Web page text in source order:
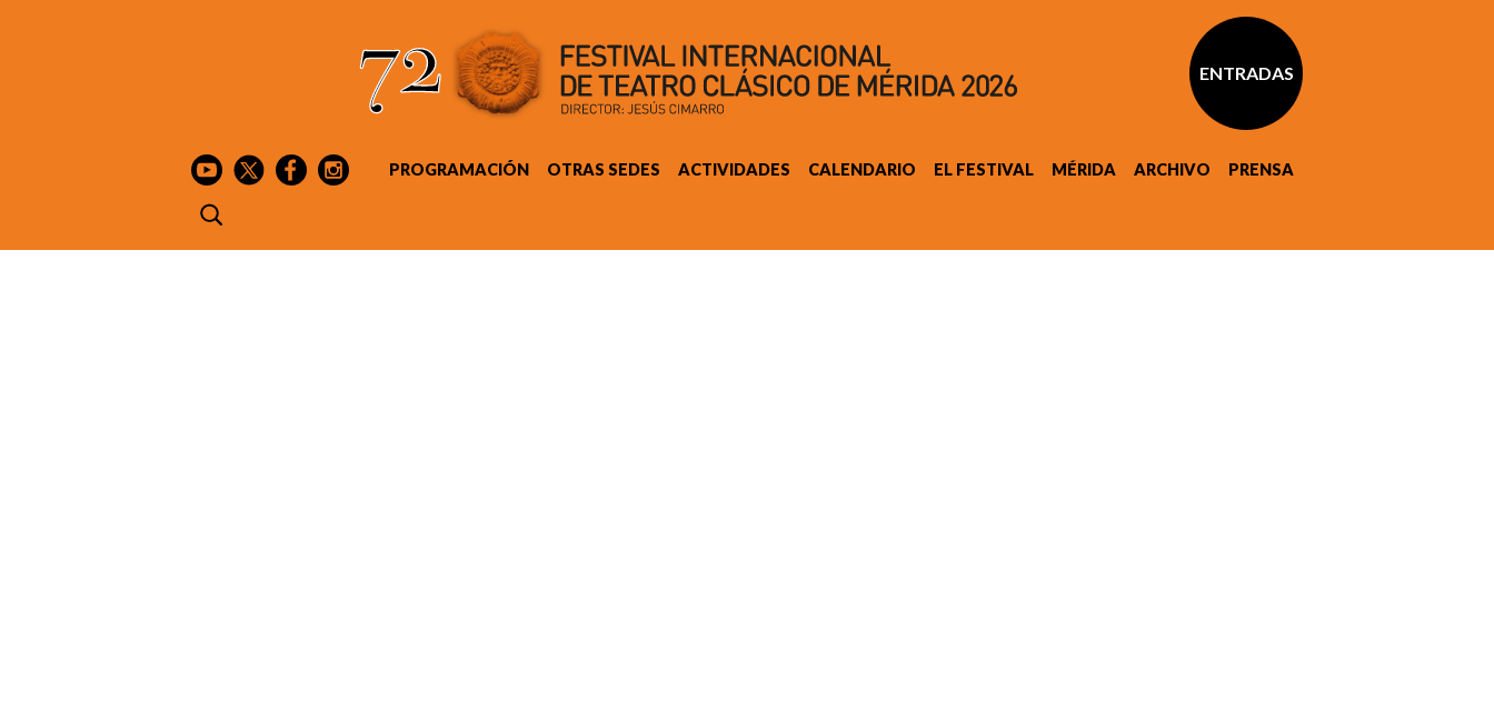
ENTRADAS
PROGRAMACIÓN OTRAS SEDES ACTIVIDADES CALENDARIO EL FESTIVAL MÉRIDA ARCHIVO PRENSA